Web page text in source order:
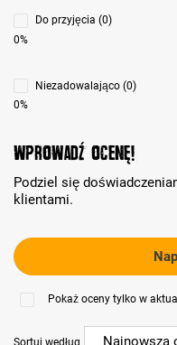
Do przyjęcia (0)
0%
Niezadowalająco (0)
0%
Wprowadź ocenę!
Podziel się
klientami.
Pokaż oceny tylko w
Sortuj według